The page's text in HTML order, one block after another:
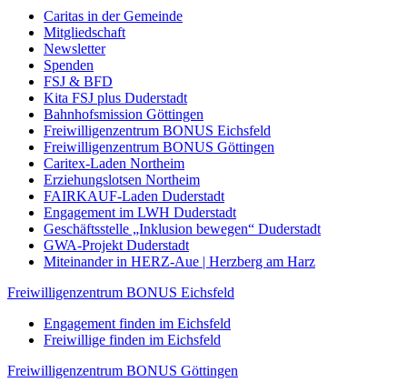
Caritas in der Gemeinde
Mitgliedschaft
Newsletter
Spenden
FSJ & BFD
Kita FSJ plus Duderstadt
Bahnhofsmission Göttingen
Freiwilligenzentrum BONUS Eichsfeld
Freiwilligenzentrum BONUS Göttingen
Caritex-Laden Northeim
Erziehungslotsen Northeim
FAIRKAUF-Laden Duderstadt
Engagement im LWH Duderstadt
Geschäftsstelle „Inklusion bewegen“ Duderstadt
GWA-Projekt Duderstadt
Miteinander in HERZ-Aue | Herzberg am Harz
Freiwilligenzentrum BONUS Eichsfeld
Engagement finden im Eichsfeld
Freiwillige finden im Eichsfeld
Freiwilligenzentrum BONUS Göttingen